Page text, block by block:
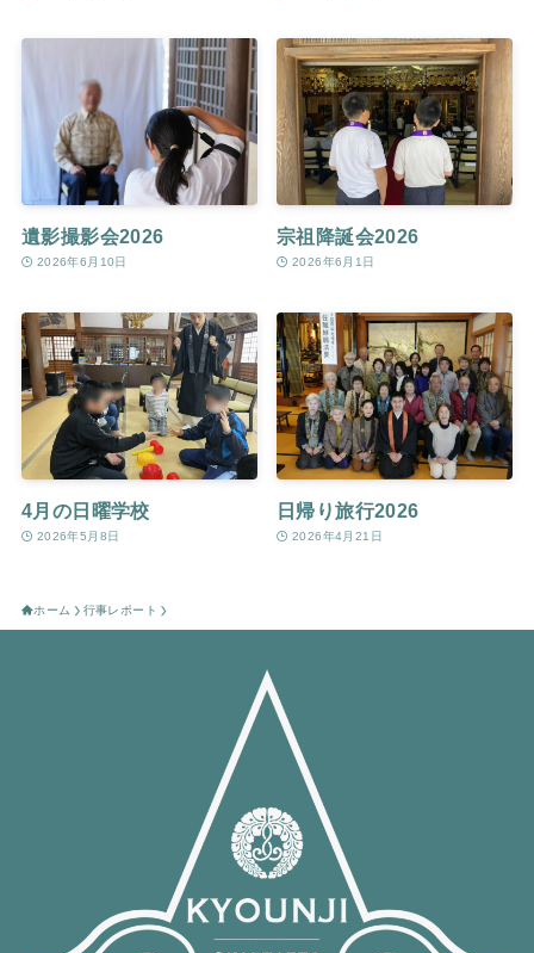
遺影撮影会2026
2026年6月10日
宗祖降誕会2026
2026年6月1日
4月の日曜学校
2026年5月8日
日帰り旅行2026
2026年4月21日
ホーム 行事レポート